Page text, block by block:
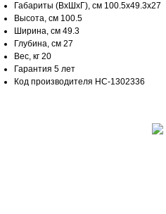
Габариты (ВхШхГ), см 100.5х49.3х27
Высота, см 100.5
Ширина, см 49.3
Глубина, см 27
Вес, кг 20
Гарантия 5 лет
Код производителя НС-1302336